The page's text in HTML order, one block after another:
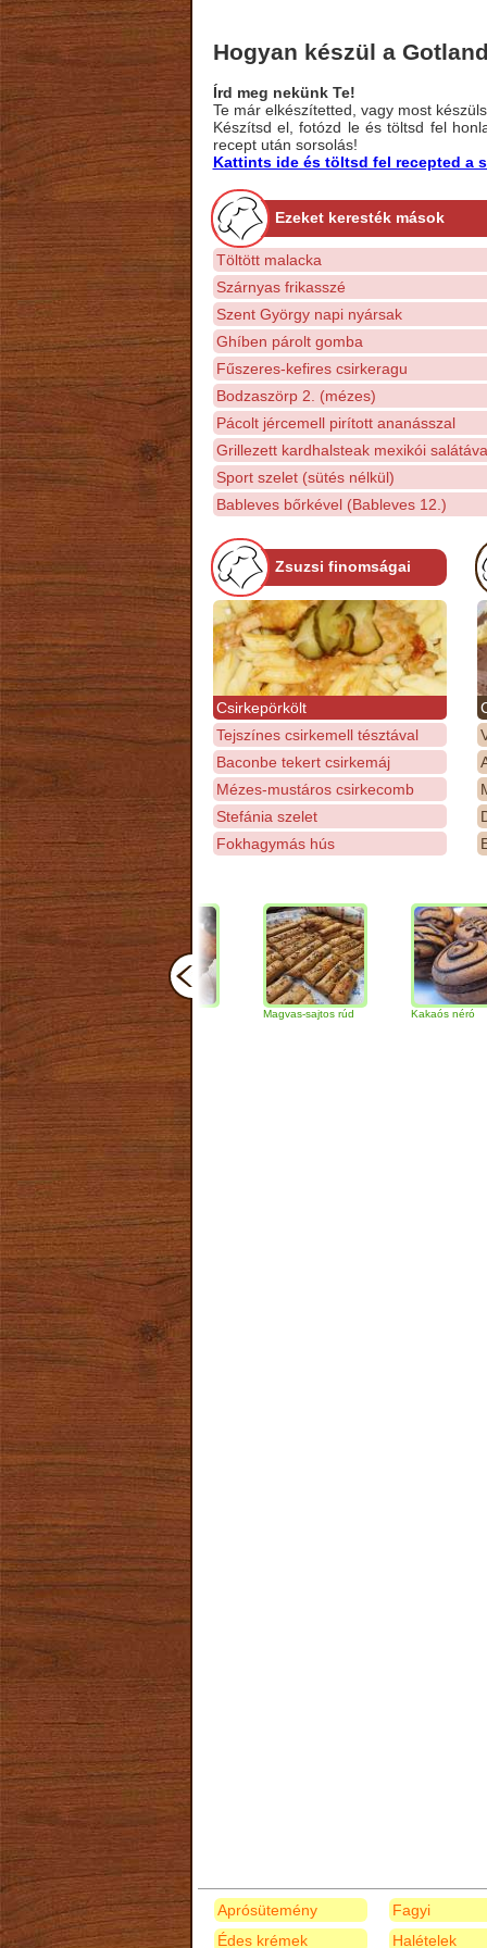
Hogyan készül a
Írd meg nekünk Te!
Te már elkészítetted, vagy most
Készítsd el, fotózd le és töltsd fel
recept után sorsolás!
Kattints ide és töltsd fel recepted a
Ezeket keresték mások
Töltött malacka
Szárnyas frikasszé
Szent György napi nyársak
Ghíben párolt gomba
Fűszeres-kefires csirkeragu
Bodzaszörp 2. (mézes)
Pácolt jércemell pirított ananásszal
Grillezett kardhalsteak mexikói
Sport szelet (sütés nélkül)
Bableves bőrkével (Bableves 12.)
Zsuzsi finomságai
Csirkepörkölt
Tejszínes csirkemell tésztával
Baconbe tekert csirkemáj
Mézes-mustáros csirkecomb
Stefánia szelet
Fokhagymás hús
Csokoládés-diós
szendvics
Magvas-sajtos rúd Kakaós néró
Aprósütemény
Édes krémek
Fagyi
Halételek